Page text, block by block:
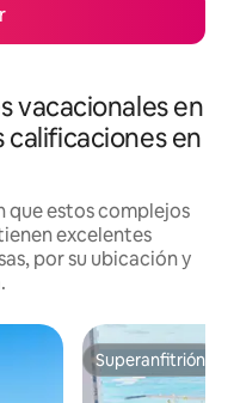
vacacionales en
calificaciones en
que estos complejos
excelentes
por su ubicación y
Superanfitrión
Superanfitrión